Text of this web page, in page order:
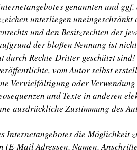
genannten und
unterliegen uneingeschränkt
und den Besitzrechten der
der bloßen Nennung ist
durch Rechte Dritter geschützt sind!
vom Autor selbst
Vervielfältigung oder
und Texte in anderen
ausdrückliche Zustimmung des
Internetangebotes die Möglichkeit
(E-Mail Adressen, Namen,